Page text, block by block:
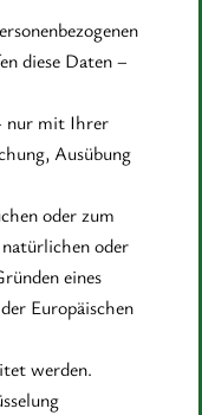
diese Daten –
nur mit Ihrer
Ausübung
oder zum
oder
eines
Europäischen
werden.